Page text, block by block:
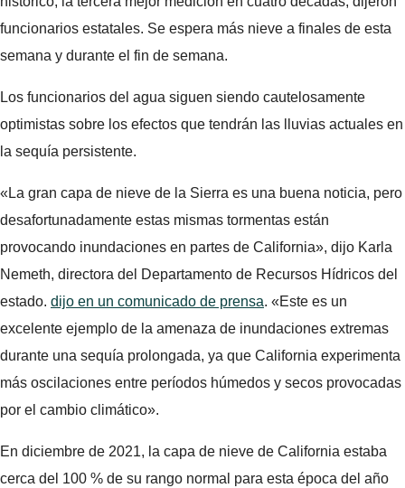
funcionarios estatales. Se espera más nieve a finales de esta
semana y durante el fin de semana.
Los funcionarios del agua siguen siendo cautelosamente
optimistas sobre los efectos que tendrán las lluvias actuales en
la sequía persistente.
«La gran capa de nieve de la Sierra es una buena noticia, pero
desafortunadamente estas mismas tormentas están
provocando inundaciones en partes de California», dijo Karla
Nemeth, directora del Departamento de Recursos Hídricos del
estado. dijo en un comunicado de prensa. «Este es un
excelente ejemplo de la amenaza de inundaciones extremas
durante una sequía prolongada, ya que California experimenta
más oscilaciones entre períodos húmedos y secos provocadas
por el cambio climático».
En diciembre de 2021, la capa de nieve de California estaba
cerca del 100 % de su rango normal para esta época del año